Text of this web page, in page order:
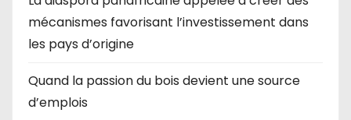
mécanismes favorisant l’investissement dans
les pays d’origine
Quand la passion du bois devient une source
d’emplois